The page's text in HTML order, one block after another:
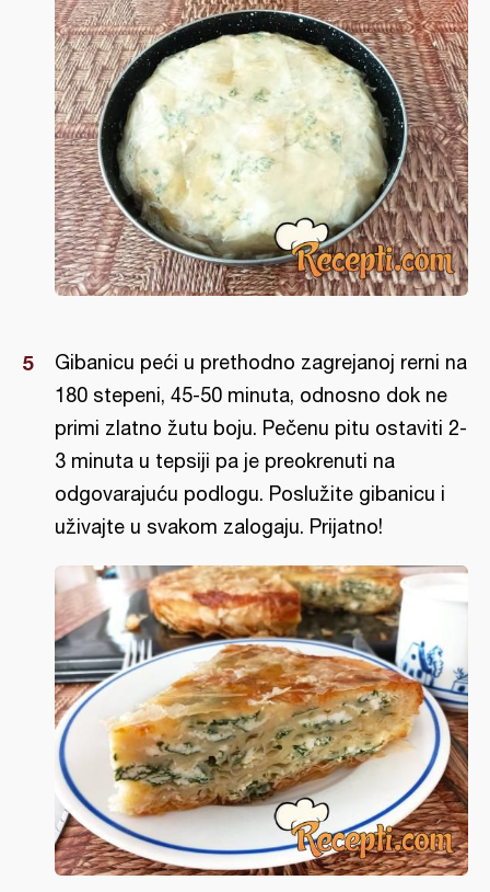
Gibanicu peći u prethodno zagrejanoj rerni na
180 stepeni, 45-50 minuta, odnosno dok ne
primi zlatno žutu boju. Pečenu pitu ostaviti 2-
3 minuta u tepsiji pa je preokrenuti na
odgovarajuću podlogu. Poslužite gibanicu i
uživajte u svakom zalogaju. Prijatno!